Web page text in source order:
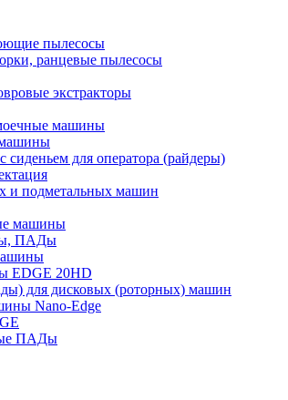
пылесосы
ранцевые пылесосы
экстракторы
машины
для оператора (райдеры)
и подметальных машин
машины
ПАДы
EDGE 20HD
для дисковых (роторных) машин
Nano-Edge
ПАДы